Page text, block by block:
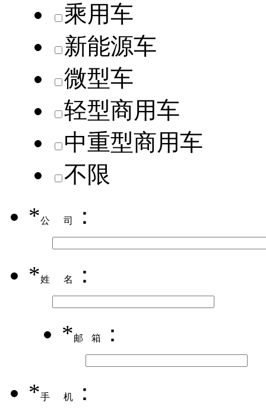
乘用车
新能源车
微型车
轻型商用车
中重型商用车
不限
*公司 ：
*姓名 ：
*邮箱 ：
*手机 ：